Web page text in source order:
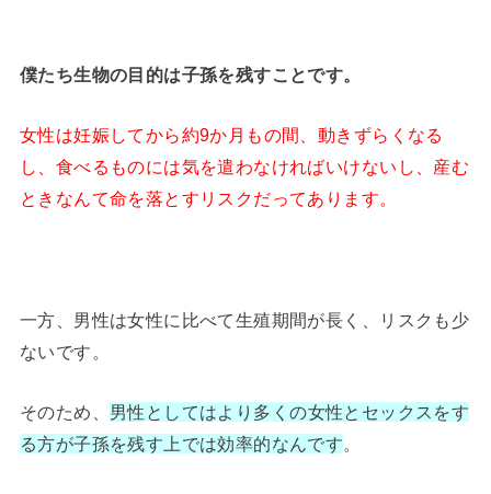
僕たち生物の目的は子孫を残すことです。
女性は妊娠してから約9か月もの間、動きずらくなる
し、食べるものには気を遣わなければいけないし、産む
ときなんて命を落とすリスクだってあります。
一方、男性は女性に比べて生殖期間が長く、リスクも少
ないです。
そのため、 男性としてはより多くの女性とセックスをす
る方が子孫を残す上では効率的なんです。